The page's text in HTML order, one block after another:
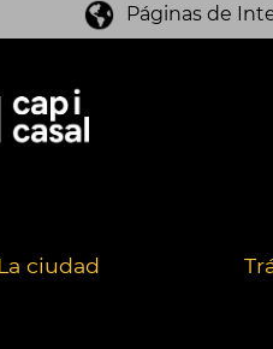
Páginas de
La ciudad